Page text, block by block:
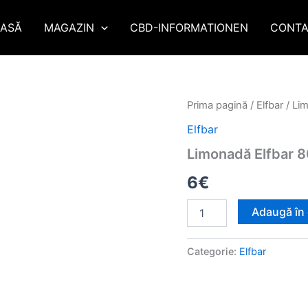
MAGAZIN CBD-INFORMATIONEN
Prima pagină / Elfbar /
Elfbar
Limonadă Elfbar
6€
Cantitate
Elfbar
Blue
Adaugă în
Categorie: Elfbar